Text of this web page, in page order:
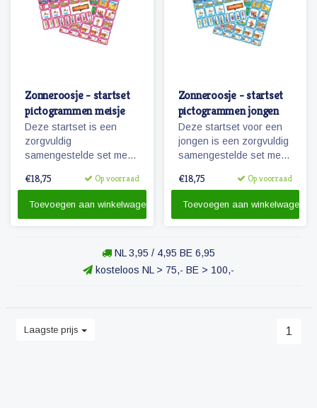
Zonneroosje - startset
pictogrammen meisje
Deze startset is een
zorgvuldig
samengestelde set met
pictogrammen voor een
dagen planning.
€18,75 Op voorraad
Toevoegen aan winkelwagen
Zonneroosje - startset
pictogrammen jongen
Deze startset voor een
jongen is een zorgvuldig
samengestelde set met
pictogrammen voor
€18,75 Op voorraad
Toevoegen aan winkelwagen
NL 3,95 / 4,95 BE 6,95
kosteloos NL > 75,- BE > 100,-
Laagste prijs 1